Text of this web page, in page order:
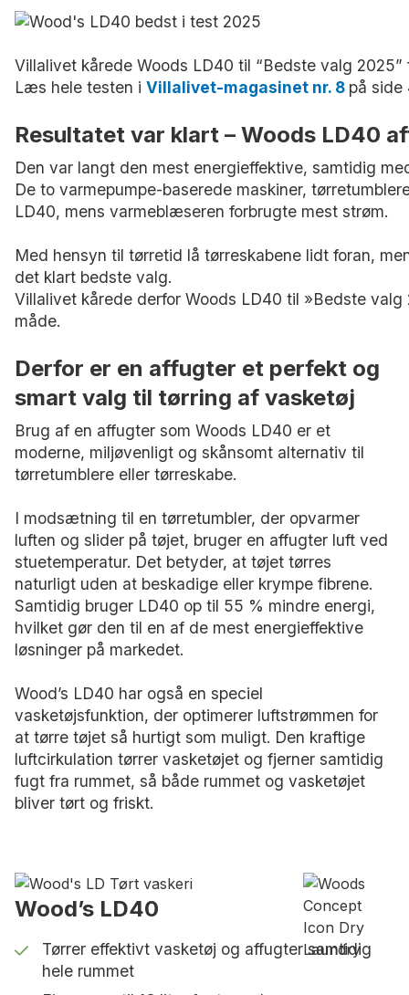
Villalivet kårede Woods LD40 til “Bedste valg
Læs hele testen i Villalivet-magasinet nr. 8 på side
Resultatet var klart – Woods LD40
Den var langt den mest energieffektive, samtidig
De to varmepumpe-baserede maskiner,
LD40, mens varmeblæseren forbrugte mest strøm.
Med hensyn til tørretid lå tørreskabene lidt foran,
det klart bedste valg.
Villalivet kårede derfor Woods LD40 til »Bedste
måde.
Derfor er en affugter et perfekt og
smart valg til tørring af vasketøj
Brug af en affugter som Woods LD40 er et
moderne, miljøvenligt og skånsomt alternativ til
tørretumblere eller tørreskabe.
I modsætning til en tørretumbler, der opvarmer
luften og slider på tøjet, bruger en affugter luft ved
stuetemperatur. Det betyder, at tøjet tørres
naturligt uden at beskadige eller krympe fibrene.
Samtidig bruger LD40 op til 55 % mindre energi,
hvilket gør den til en af de mest energieffektive
løsninger på markedet.
Wood’s LD40 har også en speciel
vasketøjsfunktion, der optimerer luftstrømmen for
at tørre tøjet så hurtigt som muligt. Den kraftige
luftcirkulation tørrer vasketøjet og fjerner samtidig
fugt fra rummet, så både rummet og vasketøjet
bliver tørt og friskt.
Wood’s LD40
Tørrer effektivt vasketøj og affugter samtidig
hele rummet